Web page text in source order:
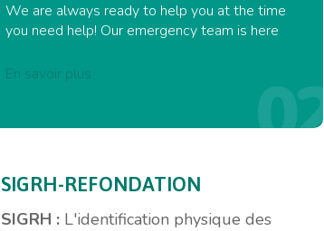
02
We are always ready to help you at the time
you need help! Our emergency team is here
En savoir plus
SIGRH-REFONDATION
SIGRH : L'identification physique des